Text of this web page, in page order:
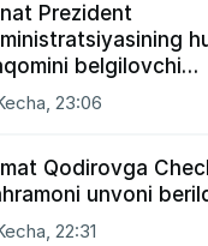
Prezident
belgilovchi
qonunni
23:06
Qodirovga
unvoni
22:31